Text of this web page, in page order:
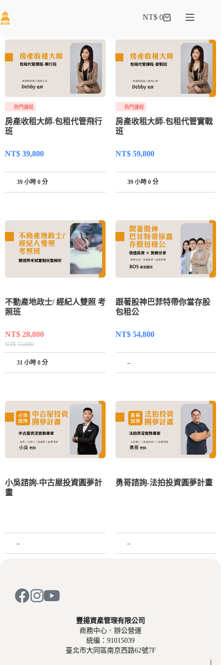
NT$ 0
熱門課程
房產收租大師-包租代管飛行
班
NT$ 39,800
39 小時 0 分
熱門課程
房產收租大師-包租代管實戰
班
NT$ 59,800
39 小時 0 分
不動產地政士/ 經紀人雙照 考
照班
NT$ 33,600
NT$ 28,800
31 小時 0 分
跟著股神巴菲特帶你當存股
包租公
NT$ 54,800
–
小吳諮詢-中古屋投資圓夢計
畫
–
勇哥諮詢-法拍投資圓夢計畫
–
豐揚資產管理有限公司
商務中心．辦公營運
統編：91015039
臺北市大同區南京西路62號7F